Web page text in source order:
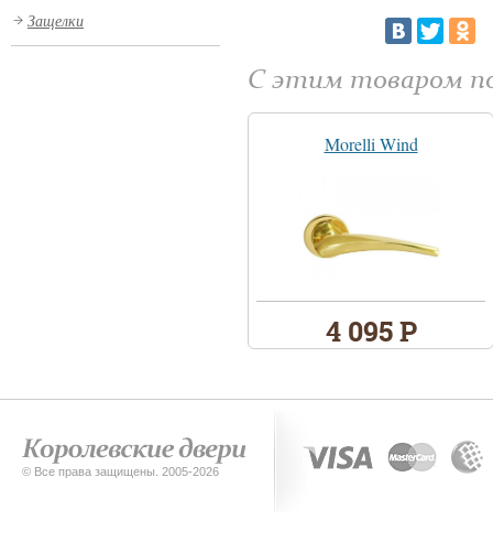
Защелки
С этим товаром
Morelli Wind
4 095 Р
© Все права защищены. 2005-2026